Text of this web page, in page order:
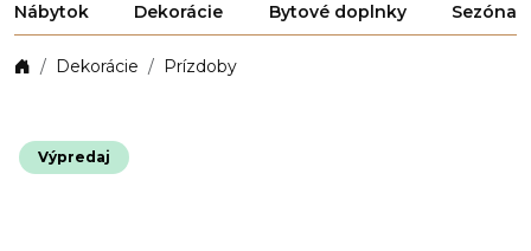
Nábytok Dekorácie Bytové doplnky Sezóna
Dekorácie Prízdoby
Výpredaj